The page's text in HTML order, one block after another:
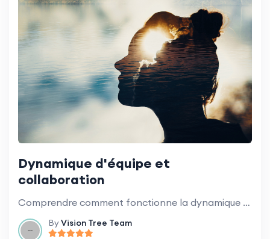
Dynamique d'équipe et
collaboration
Comprendre comment fonctionne la dynamique d'équipe et comment favoriser une collaboration efficace.
ByVision Tree Team